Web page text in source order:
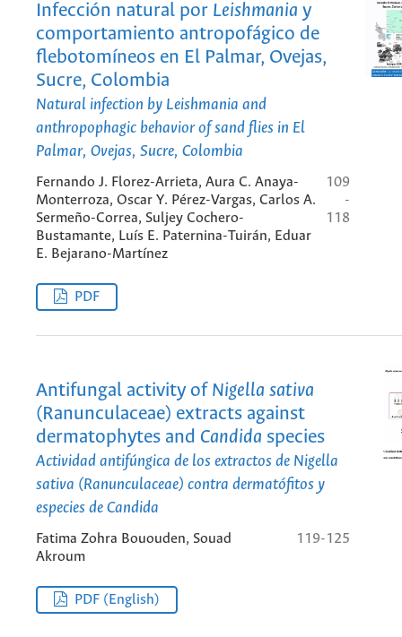
Infección natural por Leishmania y
comportamiento antropofágico de
flebotomíneos en El Palmar, Ovejas,
Sucre, Colombia
Natural infection by Leishmania and
anthropophagic behavior of sand flies in El
Palmar, Ovejas, Sucre, Colombia
Fernando J. Florez-Arrieta, Aura C. Anaya-
Monterroza, Oscar Y. Pérez-Vargas, Carlos A.
Sermeño-Correa, Suljey Cochero-
Bustamante, Luís E. Paternina-Tuirán, Eduar
E. Bejarano-Martínez
109
-
118
PDF
Antifungal activity of Nigella sativa
(Ranunculaceae) extracts against
dermatophytes and Candida species
Actividad antifúngica de los extractos de Nigella
sativa (Ranunculaceae) contra dermatófitos y
especies de Candida
Fatima Zohra Bououden, Souad
Akroum
119-125
PDF (English)